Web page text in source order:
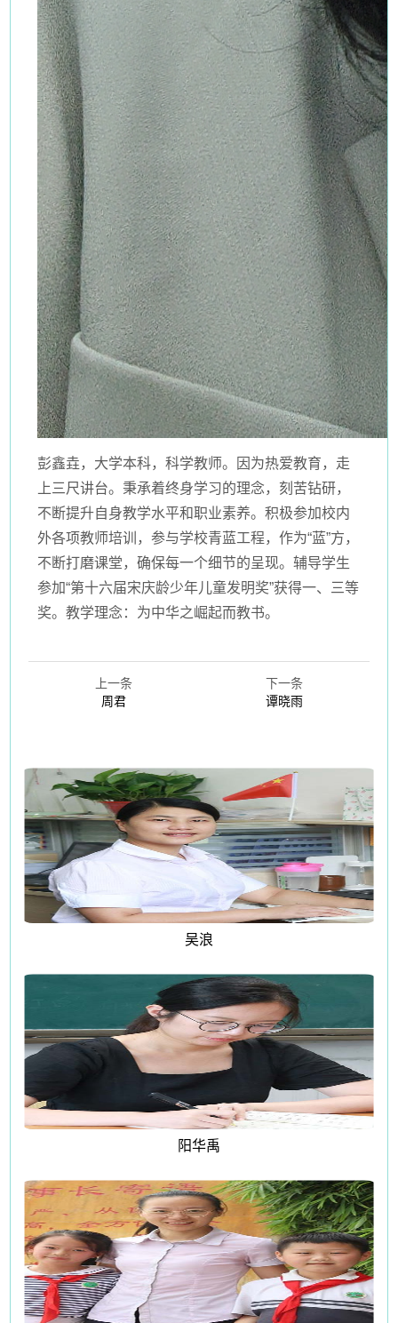
彭鑫垚，大学本科，科学教师。因为热爱教育，走
上三尺讲台。秉承着终身学习的理念，刻苦钻研，
不断提升自身教学水平和职业素养。积极参加校内
外各项教师培训，参与学校青蓝工程，作为“蓝”方，
不断打磨课堂，确保每一个细节的呈现。辅导学生
参加“第十六届宋庆龄少年儿童发明奖”获得一、三等
奖。教学理念：为中华之崛起而教书。
上一条
周君
下一条
谭晓雨
吴浪
阳华禹